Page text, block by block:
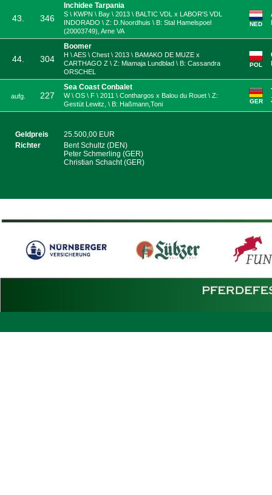
43. 346
Inchidee Tarpania
S \ KWPN \ Bay \ 2013 \ BALTIC VDL x LABOR'S VDL
INDORADO \ Z: D.Noordhuis \ B: Stal Hamelspoel
(20003749), Arne VA
NED
44. 304
Boomer
H \ AES \ Chest \ 2013 \ BAMAKO DE MUZE x
CARTHAGO Z \ Z: Miamaja Lundblad \ B: Cassandra
ORSCHEL
POL
aufg. 227
Sea Coast Conbalet
W \ OS \ F \ 2011 \ Conthargos x Balou du Rouet \ Z:
Gestüt Lewitz, \ B: Haßmann,Toni
GER
Geldpreis
25.500,00 EUR
Richter
Bent Schultz (DEN)
Peter Schmerling (GER)
Christian Schacht (GER)